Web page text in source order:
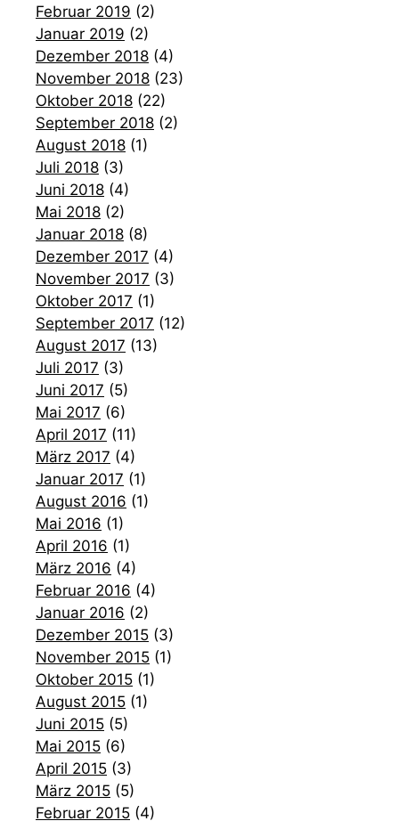
Februar 2019 (2)
Januar 2019 (2)
Dezember 2018 (4)
November 2018 (23)
Oktober 2018 (22)
September 2018 (2)
August 2018 (1)
Juli 2018 (3)
Juni 2018 (4)
Mai 2018 (2)
Januar 2018 (8)
Dezember 2017 (4)
November 2017 (3)
Oktober 2017 (1)
September 2017 (12)
August 2017 (13)
Juli 2017 (3)
Juni 2017 (5)
Mai 2017 (6)
April 2017 (11)
März 2017 (4)
Januar 2017 (1)
August 2016 (1)
Mai 2016 (1)
April 2016 (1)
März 2016 (4)
Februar 2016 (4)
Januar 2016 (2)
Dezember 2015 (3)
November 2015 (1)
Oktober 2015 (1)
August 2015 (1)
Juni 2015 (5)
Mai 2015 (6)
April 2015 (3)
März 2015 (5)
Februar 2015 (4)